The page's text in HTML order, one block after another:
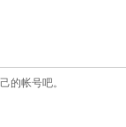
的帐号吧。